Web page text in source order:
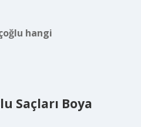
hangi
Saçları Boya